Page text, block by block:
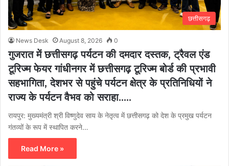
छत्तीसगढ़
News Desk August 8, 2026 0
गुजरात में छत्तीसगढ़ पर्यटन की दमदार दस्तक, ट्रैवल एंड
टूरिज्म फेयर गांधीनगर में छत्तीसगढ़ टूरिज्म बोर्ड की प्रभावी
सहभागिता, देशभर से पहुंचे पर्यटन क्षेत्र के प्रतिनिधियों ने
राज्य के पर्यटन वैभव को सराहा…..
रायपुर: मुख्यमंत्री श्री विष्णुदेव साय के नेतृत्व में छत्तीसगढ़ को देश के प्रमुख पर्यटन
गंतव्यों के रूप में स्थापित करने…
Read More »